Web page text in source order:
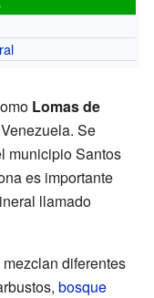
Lomas de
Se
municipio Santos
es importante
llamado
diferentes
bosque